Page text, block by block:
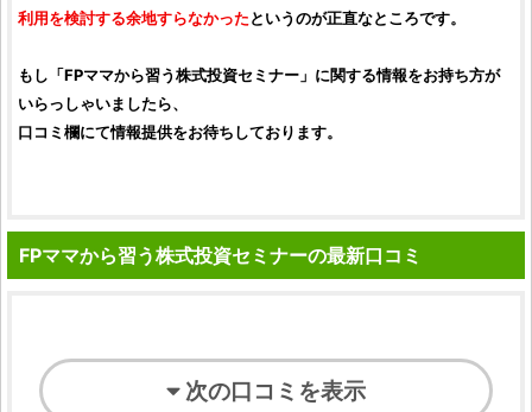
利用を検討する余地すらなかったというのが正直なところです。
もし「FPママから習う株式投資セミナー 」に関する情報をお持ち方が
いらっしゃいましたら、
口コミ欄にて情報提供をお待ちしております。
FPママから習う株式投資セミナーの最新口コミ
次の口コミを表示